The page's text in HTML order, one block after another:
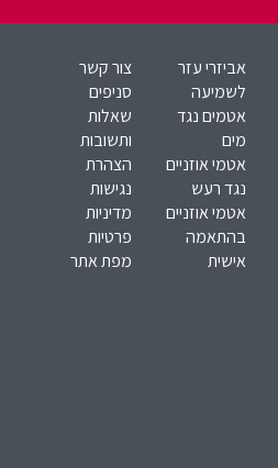
אביזרי עזר
לשמיעה
אטמים נגד
מים
אטמי אוזניים
נגד רעש
אטמי אוזניים
בהתאמה
אישית
צור קשר
סניפים
שאלות
ותשובות
הצהרת
נגישות
מדיניות
פרטיות
מפת אתר